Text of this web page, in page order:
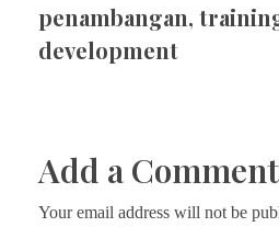
penambangan,
development
Add a Comment
Your email address will not be